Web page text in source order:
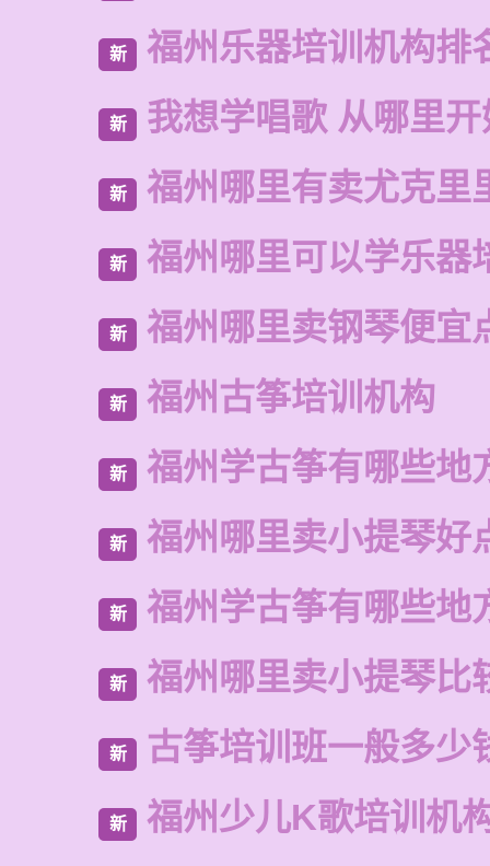
新 福州乐器培训机构排
新 我想学唱歌 从哪里开
新 福州哪里有卖尤克里
新 福州哪里可以学乐器
新 福州哪里卖钢琴便宜
新 福州古筝培训机构
新 福州学古筝有哪些地
新 福州哪里卖小提琴好
新 福州学古筝有哪些地
新 福州哪里卖小提琴比
新 古筝培训班一般多少
新 福州少儿K歌培训机